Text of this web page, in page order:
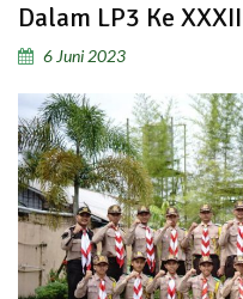
Dalam LP3 Ke
6 Juni 2023